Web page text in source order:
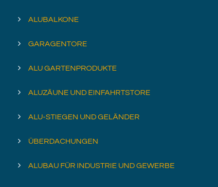
ALUBALKONE
GARAGENTORE
ALU GARTENPRODUKTE
ALUZÄUNE UND EINFAHRTSTORE
ALU-STIEGEN UND GELÄNDER
ÜBERDACHUNGEN
ALUBAU FÜR INDUSTRIE UND GEWERBE